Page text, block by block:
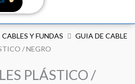
CABLES Y FUNDAS
GUIA DE CABLE
/ NEGRO
PLÁSTICO /